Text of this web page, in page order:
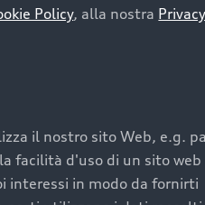
nel tempo;
Policy, alla nostra
il nostro sito Web, e.g.
facilità d'uso di un sito web
interessi in modo da fornirti